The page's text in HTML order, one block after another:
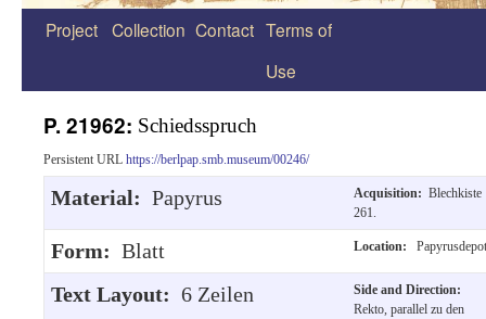
Zum
Project Collection Contact Terms of
Use
P. 21962: Schiedsspruch
Persistent URL https://berlpap.smb.museum/00246/
Material: Papyrus Acquisition: Blechkiste
261.
Form: Blatt Location: Papyrusdepot
Text Layout: 6 Zeilen
Side and Direction:
Rekto, parallel zu den